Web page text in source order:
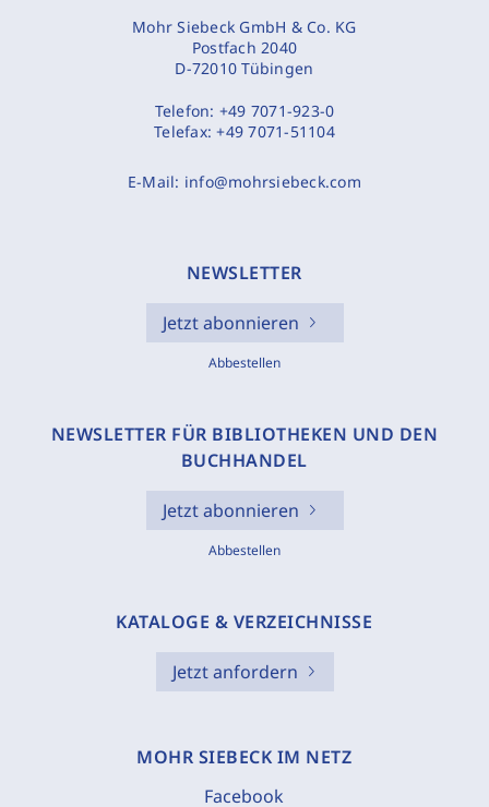
Mohr Siebeck GmbH & Co. KG
Postfach 2040
D-72010 Tübingen
Telefon: +49 7071-923-0
Telefax:+49 7071-51104
E-Mail: info@mohrsiebeck.com
NEWSLETTER
Jetzt abonnieren
Abbestellen
NEWSLETTER FÜR BIBLIOTHEKEN UND DEN
BUCHHANDEL
Jetzt abonnieren
Abbestellen
KATALOGE & VERZEICHNISSE
Jetzt anfordern
MOHR SIEBECK IM NETZ
Facebook